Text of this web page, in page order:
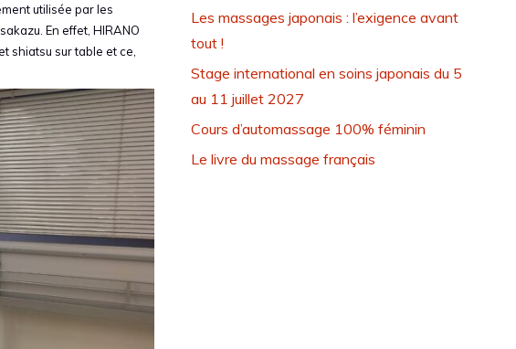
utilisée par les
En effet, HIRANO
shiatsu sur table et ce,
Les massages japonais : l’exigence avant
tout !
Stage international en soins japonais du 5
au 11 juillet 2027
Cours d’automassage 100% féminin
Le livre du massage français